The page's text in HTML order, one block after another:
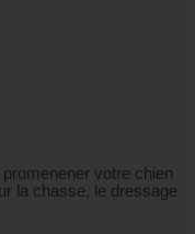
votre chien
la chasse, le dressage